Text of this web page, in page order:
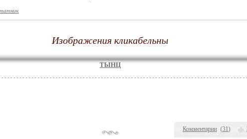
Комментарии (31)
Изображения кликабельны
ТЫНЦ